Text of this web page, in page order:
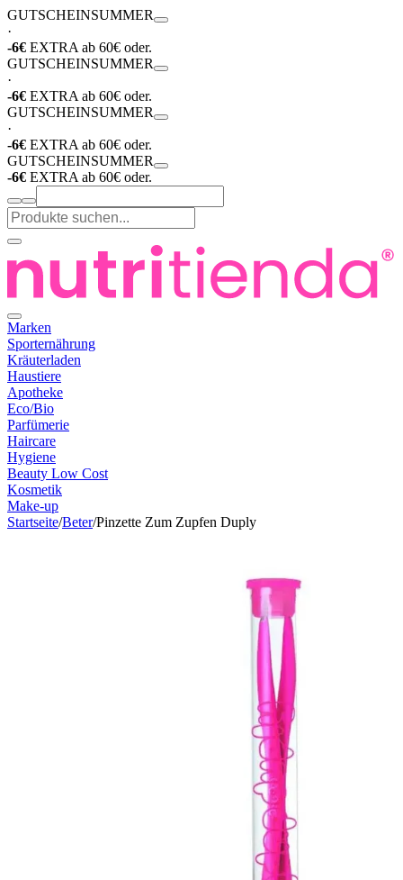
GUTSCHEINSUMMER
·
-6€ EXTRA ab 60€ oder.
GUTSCHEINSUMMER
·
-6€ EXTRA ab 60€ oder.
GUTSCHEINSUMMER
·
-6€ EXTRA ab 60€ oder.
GUTSCHEINSUMMER
-6€ EXTRA ab 60€ oder.
Marken
Sporternährung
Kräuterladen
Haustiere
Apotheke
Eco/Bio
Parfümerie
Haircare
Hygiene
Beauty Low Cost
Kosmetik
Make-up
Startseite/Beter/Pinzette Zum Zupfen Duply